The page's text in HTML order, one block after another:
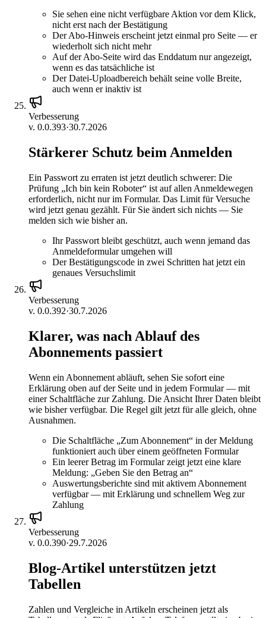
Sie sehen eine nicht verfügbare Aktion vor dem Klick,
nicht erst nach der Bestätigung
Der Abo-Hinweis erscheint jetzt einmal pro Seite — er
wiederholt sich nicht mehr
Auf der Abo-Seite wird das Enddatum nur angezeigt,
wenn es das tatsächliche ist
Der Datei-Uploadbereich behält seine volle Breite,
auch wenn er inaktiv ist
Verbesserung
v. 0.0.393·30.7.2026
Stärkerer Schutz beim Anmelden
Ein Passwort zu erraten ist jetzt deutlich schwerer: Die
Prüfung „Ich bin kein Roboter“ ist auf allen Anmeldewegen
erforderlich, nicht nur im Formular. Das Limit für Versuche
wird jetzt genau gezählt. Für Sie ändert sich nichts — Sie
melden sich wie bisher an.
Ihr Passwort bleibt geschützt, auch wenn jemand das
Anmeldeformular umgehen will
Der Bestätigungscode in zwei Schritten hat jetzt ein
genaues Versuchslimit
Verbesserung
v. 0.0.392·30.7.2026
Klarer, was nach Ablauf des
Abonnements passiert
Wenn ein Abonnement abläuft, sehen Sie sofort eine
Erklärung oben auf der Seite und in jedem Formular — mit
einer Schaltfläche zur Zahlung. Die Ansicht Ihrer Daten bleibt
wie bisher verfügbar. Die Regel gilt jetzt für alle gleich, ohne
Ausnahmen.
Die Schaltfläche „Zum Abonnement“ in der Meldung
funktioniert auch über einem geöffneten Formular
Ein leerer Betrag im Formular zeigt jetzt eine klare
Meldung: „Geben Sie den Betrag an“
Auswertungsberichte sind mit aktivem Abonnement
verfügbar — mit Erklärung und schnellem Weg zur
Zahlung
Verbesserung
v. 0.0.390·29.7.2026
Blog-Artikel unterstützen jetzt
Tabellen
Zahlen und Vergleiche in Artikeln erscheinen jetzt als